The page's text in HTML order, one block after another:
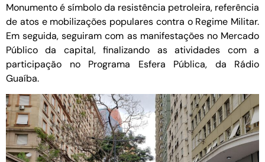
Monumento é símbolo da resistência petroleira, referência
de atos e mobilizações populares contra o Regime Militar.
Em seguida, seguiram com as manifestações no Mercado
Público da capital, finalizando as atividades com a
participação no Programa Esfera Pública, da Rádio
Guaíba.